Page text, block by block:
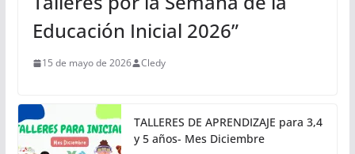
Educación Inicial 2026”
15 de mayo de 2026 Cledy
TALLERES DE APRENDIZAJE para 3,4
y 5 años- Mes Diciembre